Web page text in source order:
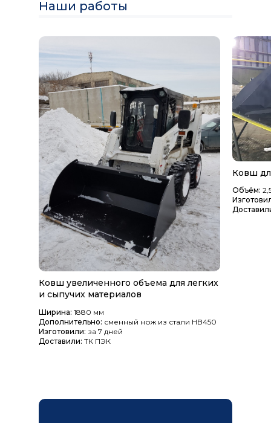
Наши работы
Ковш увеличенн ого объема для легких
и сыпучих материалов
Ширина: 1880 мм
Дополнительно: сменный нож из стали HB450
Изготовили: за 7 дней
Доставили: ТК ПЭК
Ковш
Объём: